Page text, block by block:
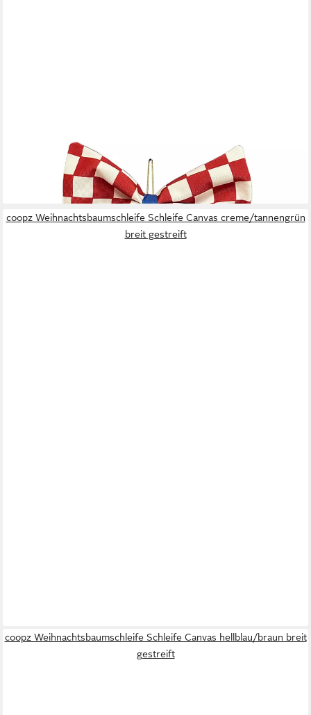
Weihnachtsbaumschleife Schleife Canvas creme/rot im
lieferbar - in 3-4 Werktagen bei dir
coopz Weihnachtsbaumschleife Schleife Canvas creme/tannengrün
breit gestreift
coopz Weihnachtsbaumschleife Schleife Canvas hellblau/braun breit
gestreift